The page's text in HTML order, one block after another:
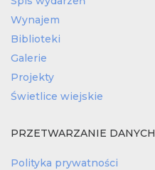
Wynajem
Biblioteki
Galerie
Projekty
Świetlice wiejskie
PRZETWARZANIE DANYCH
Polityka prywatności